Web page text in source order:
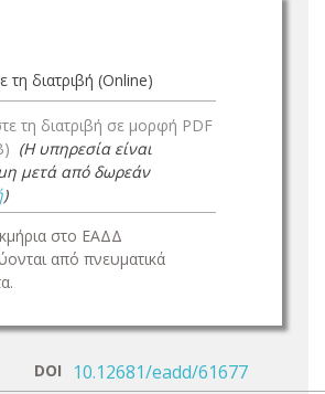
τη διατριβή (Online)
τη διατριβή σε μορφή PDF
(Η υπηρεσία είναι
μετά από δωρεάν
)
στο ΕΑΔΔ
από πνευματικά
DOI 10.12681/eadd/61677